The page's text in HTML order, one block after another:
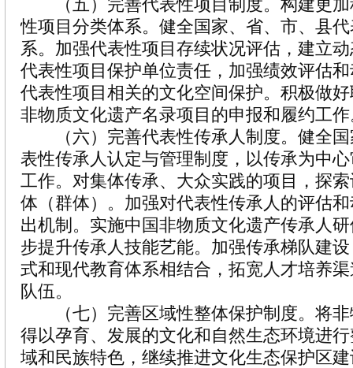
（五）完善代表性项目制度。构建更加
性项目分类体系。健全国家、省、市、县
系。加强代表性项目存续状况评估，建立
代表性项目保护单位责任，加强绩效评估
代表性项目相关的文化空间保护。积极做
非物质文化遗产名录项目的申报和履约工
（六）完善代表性传承人制度。健全国
表性传承人认定与管理制度，以传承为中
工作。对集体传承、大众实践的项目，探
体（群体）。加强对代表性传承人的评估
出机制。实施中国非物质文化遗产传承人
步提升传承人技能艺能。加强传承梯队建
式和现代教育体系相结合，拓宽人才培养
队伍。
（七）完善区域性整体保护制度。将非
得以孕育、发展的文化和自然生态环境进
域和民族特色，继续推进文化生态保护区